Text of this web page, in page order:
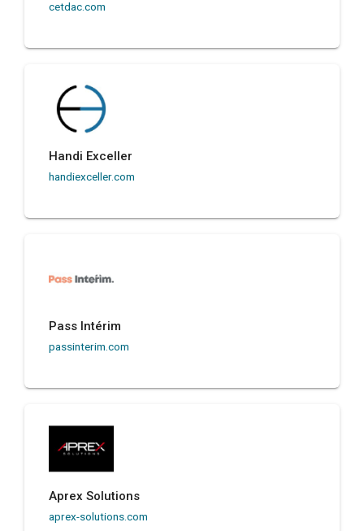
cetdac.com
Handi Exceller
handiexceller.com
Pass Intérim
passinterim.com
Aprex Solutions
aprex-solutions.com